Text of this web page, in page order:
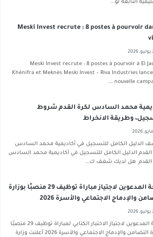
التابعة لو...
Meski Invest recrute : 8 postes à pourvoir
Meski Invest recrute : 8 postes à pourvoir à El
Khénifra et Meknès Meski Invest – Riva Industries
nouvelle
محمد السادس لكرة القدم شروط
وطريقة الانخراط
الدليل الكامل للتسجيل في أكاديمية محمد السادس
القدم الدليل الكامل للتسجيل في أكاديمية محمد السادس
القدم هل لديك شغف ك...
لائحة المدعوين لاجتياز مباراة توظيف 29 منصبًا بوزارة
والإدماج الاجتماعي والأسرة 2026
لائحة المدعوين لاجتياز الاختبار الكتابي لمباراة توظيف 29 منصبًا
بوزارة التضامن والإدماج الاجتماعي والأسرة 2026 أعلنت وزارة